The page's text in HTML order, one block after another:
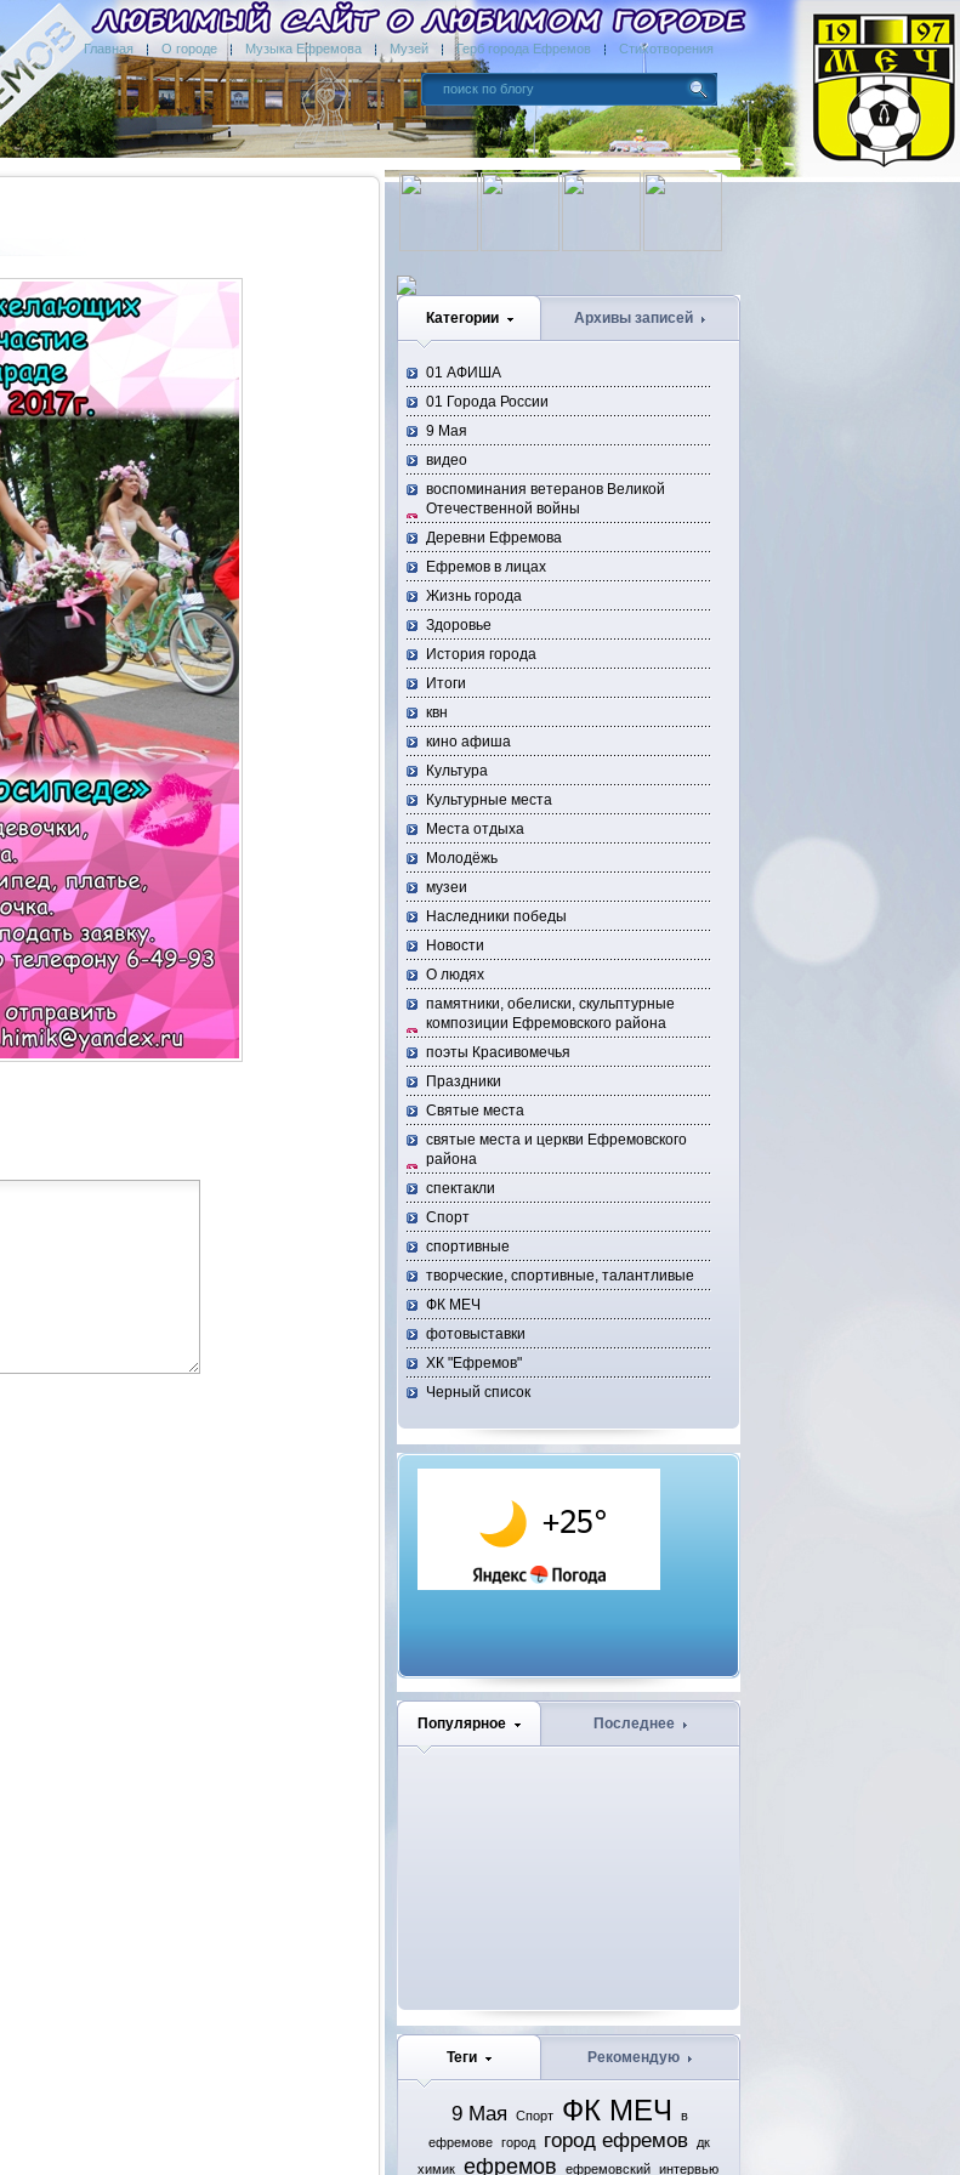
Главная О городе Музыка Ефремова Музей Герб города Ефремов Стихотворения
Категории Архивы записей
01 АФИША
01 Города России
9 Мая
видео
воспоминания ветеранов Великой
Отечественной войны
Деревни Ефремова
Ефремов в лицах
Жизнь города
Здоровье
История города
Итоги
квн
кино афиша
Культура
Культурные места
Места отдыха
Молодёжь
музеи
Наследники победы
Новости
О людях
памятники, обелиски, скульптурные
композиции Ефремовского района
поэты Красивомечья
Праздники
Святые места
святые места и церкви Ефремовского
района
спектакли
Спорт
спортивные
творческие, спортивные, талантливые
ФК МЕЧ
фотовыставки
ХК "Ефремов"
Черный список
Популярное Последнее
Теги Рекомендую
9 Мая Спорт ФК МЕЧ
в
ефремове
город город ефремов
дк
химик
ефремов ефремовский интервью